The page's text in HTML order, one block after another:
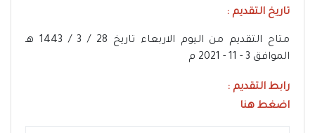
تاريخ التقديم :
متاح التقديم من اليوم الاربعاء تاريخ 28 / 3 / 1443 هـ
الموافق 3 - 11 - 2021 م
رابط التقديم :
اضغط هنا